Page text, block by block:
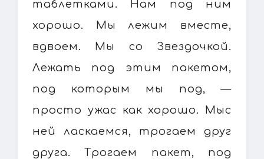
таблетками. Нам под ним
хорошо. Мы лежим вместе,
вдвоем. Мы со Звездочкой.
Лежать под этим пакетом,
под которым мы под, —
просто ужас как хорошо. Мыс
ней ласкаемся, трогаем друг
друга. Трогаем пакет, под